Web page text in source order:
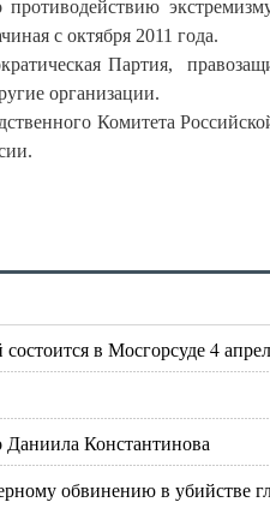
с октября 2011 года.
Партия,
организации.
Комитета
в Мосгорсуде 4
Даниила Константинова
обвинению в убийстве